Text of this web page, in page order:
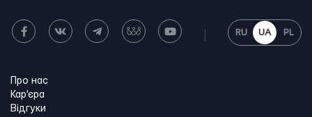
RU UA PL
Про нас
Кар'єра
Відгуки